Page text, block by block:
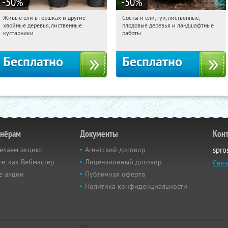
11:53:33 Получили:
Московская обл., г. Химки,
Живые ели в горшках и другие
хвойные деревья, лиственные
кустарники
Бесплатно
11:53:33 Получили:
Московская обл., г. Химки,
Сосны и ели, туи, лиственные,
плодовые деревья и ландшафтные
работы
Бесплатно
акцию!
как Вебмастер
акции
Документы
Агентский договор
Лицензионный договор
Публичная оферта
Политика конфиденциальности